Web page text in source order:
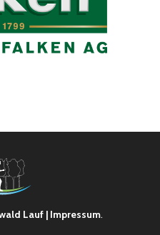
Lauf| Impressum.